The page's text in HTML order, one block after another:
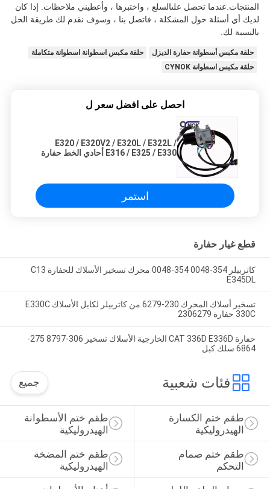
المنتجات.عندما تحصل علىالسلع ، واختبرها ، وأعطيني ملاحظات. إذا كان
لديك أي أسئلة حول المشكلة ، فاتصل بنا ، وسوف نقدم لك طريقة الحل
بالنسبة لك.
حلقة مكبس أسطوانة حفارة الديزل
حلقة مكبس اسطوانة اسطوانة متكاملة
حلقة مكبس اسطوانة CYNOK
احصل على افضل سعر ل
E320 / E320V2 / E320L / E322L /
E316 / E325 / E330 أحادي الخط حفارة
استمر
قطع غيار حفارة
كاتربيلر 354-0048 354-0048 محرك تسخير الأسلاك للحفارة C13
E345DL
تسخير أسلاك المحرك 230-6279 من كاتربيلر لكابل الأسلاك E330C
330C حفارة 2306279
حفارة CAT 336D E336D الخارجية الأسلاك تسخير 306-8797 275-
6864 سلك كبل
فئات شعبية جميع
طقم ختم الأسطوانة
الهيدروليكية
طقم ختم الكسارة
الهيدروليكية
طقم ختم المضخة
الهيدروليكية
طقم ختم صمام
التحكم